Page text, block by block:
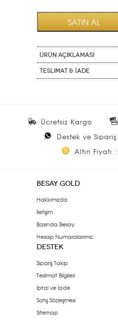
ÜRÜN AÇIKLAMASI
Teslimat & İade
Ücretsiz Kargo
Destek ve
Altın Fiyatı
BESAY GOLD
Hakkımızda
İletişim
Basında Besay
Hesap Numaralarımız
DESTEK
Sipariş Takip
Teslimat Bilgileri
İptal ve İade
Satış Sözleşmesi
Sitemap